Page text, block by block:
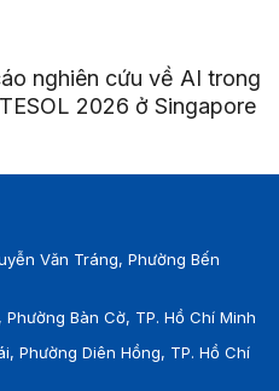
nghiên cứu về AI trong
2026 ở Singapore
Văn Tráng, Phường Bến
Bàn Cờ, TP. Hồ Chí Minh
Phường Diên Hồng, TP. Hồ Chí